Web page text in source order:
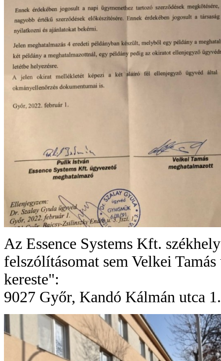
Az Essence Systems Kft.
felszólításomat sem Velkei
kereste":
9027 Győr, Kandó Kálmán utca 1.